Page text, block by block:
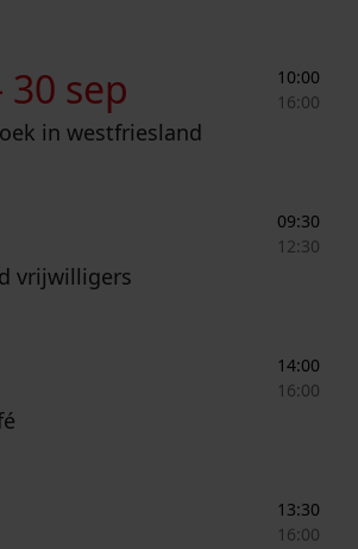
30 sep
10:00
16:00
in westfriesland
09:30
12:30
vrijwilligers
14:00
16:00
13:30
16:00